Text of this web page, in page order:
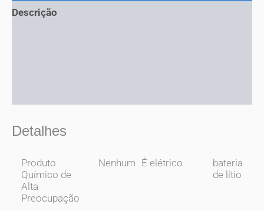
Descrição
Detalhes
Produto
Químico de
Alta
Preocupação
Nenhum É elétrico
bateria
de lítio